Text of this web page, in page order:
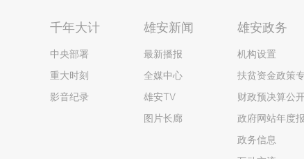
千年大计
中央部署
重大时刻
影音纪录
雄安新闻
最新播报
全媒中心
雄安TV
图片长廊
雄安政务
机构设置
扶贫资金政策
财政预决算公
政府网站年度
政务信息